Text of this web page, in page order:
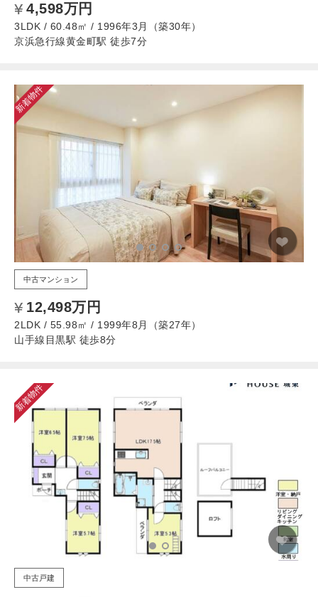
4,598万円
3LDK / 60.48㎡ / 1996年3月（築30年）
京浜急行線黄金町駅 徒歩7分
新着物件
中古マンション
12,498万円
2LDK / 55.98㎡ / 1999年8月（築27年）
山手線目黒駅 徒歩8分
新着物件
中古戸建